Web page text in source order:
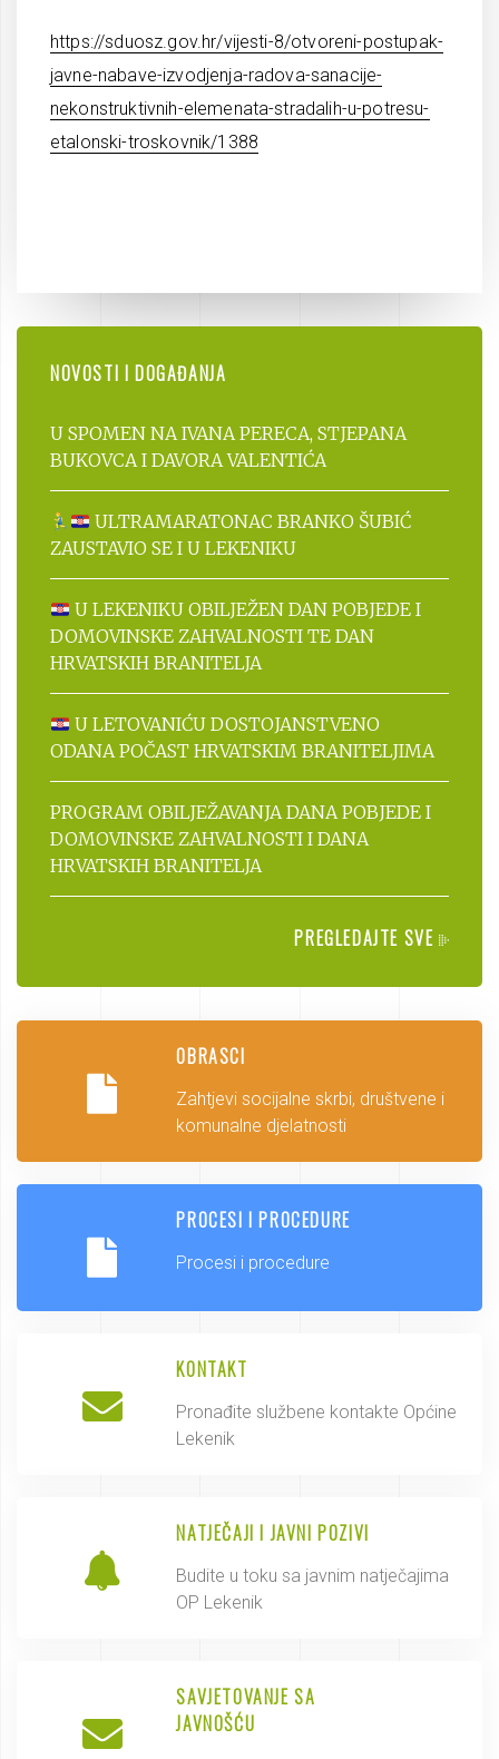
https://sduosz.gov.hr/vijesti-8/otvoreni-postupak-
javne-nabave-izvodjenja-radova-sanacije-
nekonstruktivnih-elemenata-stradalih-u-potresu-
etalonski-troskovnik/1388
NOVOSTI I DOGAĐANJA
U SPOMEN NA IVANA PERECA, STJEPANA
BUKOVCA I DAVORA VALENTIĆA
ULTRAMARATONAC BRANKO ŠUBIĆ
ZAUSTAVIO SE I U LEKENIKU
U LEKENIKU OBILJEŽEN DAN POBJEDE I
DOMOVINSKE ZAHVALNOSTI TE DAN
HRVATSKIH BRANITELJA
U LETOVANIĆU DOSTOJANSTVENO
ODANA POČAST HRVATSKIM BRANITELJIMA
PROGRAM OBILJEŽAVANJA DANA POBJEDE I
DOMOVINSKE ZAHVALNOSTI I DANA
HRVATSKIH BRANITELJA
PREGLEDAJTE SVE
OBRASCI
Zahtjevi socijalne skrbi, društvene i
komunalne djelatnosti
PROCESI I PROCEDURE
Procesi i procedure
KONTAKT
Pronađite službene kontakte Općine
Lekenik
NATJEČAJI I JAVNI POZIVI
Budite u toku sa javnim natječajima
OP Lekenik
SAVJETOVANJE SA
JAVNOŠĆU